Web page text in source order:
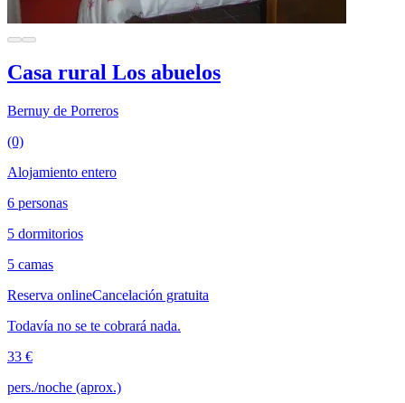
Casa rural Los abuelos
Bernuy de Porreros
(0)
Alojamiento entero
6 personas
5 dormitorios
5 camas
Reserva onlineCancelación gratuita
Todavía no se te cobrará nada.
33 €
pers./noche (aprox.)